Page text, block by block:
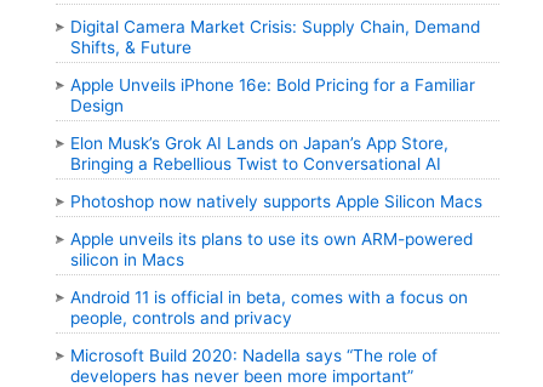
Digital Camera Market Crisis: Supply Chain, Demand
Shifts, & Future
Apple Unveils iPhone 16e: Bold Pricing for a Familiar
Design
Elon Musk’s Grok AI Lands on Japan’s App Store,
Bringing a Rebellious Twist to Conversational AI
Photoshop now natively supports Apple Silicon Macs
Apple unveils its plans to use its own ARM-powered
silicon in Macs
Android 11 is official in beta, comes with a focus on
people, controls and privacy
Microsoft Build 2020: Nadella says “The role of
developers has never been more important”